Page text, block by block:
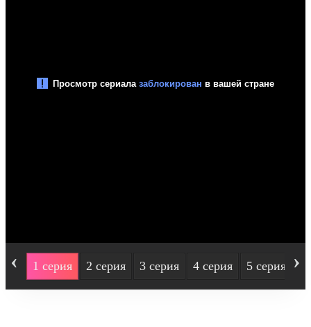
‹ 1 серия 2 серия 3 серия 4 серия 5 серия ›